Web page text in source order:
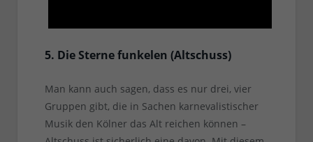
5. Die Sterne funkelen (Altschuss)
Man kann auch sagen, dass es nur drei, vier
Gruppen gibt, die in Sachen karnevalistischer
Musik den Kölner das Alt reichen können –